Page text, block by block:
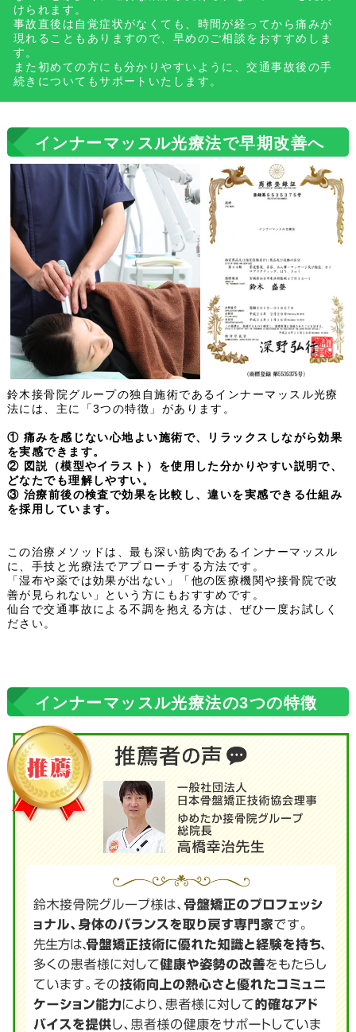
けられます。
事故直後は自覚症状がなくても、時間が経ってから痛みが
現れることもありますので、早めのご相談をおすすめしま
す。
また初めての方にも分かりやすいように、交通事故後の手
続きについてもサポートいたします。
インナーマッスル光療法で早期改善へ
鈴木接骨院グループの独自施術であるインナーマッスル光療
法には、主に「3つの特徴」があります。
① 痛みを感じない心地よい施術で、リラックスしながら効果
を実感できます。
② 図説（模型やイラスト）を使用した分かりやすい説明で、
どなたでも理解しやすい。
③ 治療前後の検査で効果を比較し、違いを実感できる仕組み
を採用しています。
この治療メソッドは、最も深い筋肉であるインナーマッスル
に、手技と光療法でアプローチする方法です。
「湿布や薬では効果が出ない」「他の医療機関や接骨院で改
善が見られない」という方にもおすすめです。
仙台で交通事故による不調を抱える方は、ぜひ一度お試しく
ださい。
インナーマッスル光療法の3つの特徴